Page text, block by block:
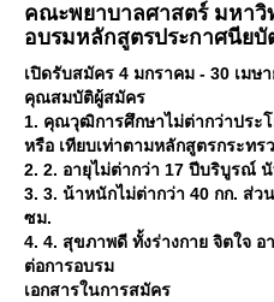
คณะพยาบาลศาสตร์ มหาวิ
อบรมหลักสูตรประกาศนีย
เปิดรับสมัคร 4 มกราคม - 30 เมษ
คุณสมบัติผู้สมัคร
1. คุณวุฒิการศึกษาไม่ต่ากว่าประ
หรือ เทียบเท่าตามหลักสูตรกระทร
2. 2. อายุไม่ต่ากว่า 17 ปีบริบูรณ์
3. 3. น้าหนักไม่ต่ากว่า 40 กก. ส่ว
ซม.
4. 4. สุขภาพดี ทั้งร่างกาย จิตใจ
ต่อการอบรม
เอกสารในการสมัคร